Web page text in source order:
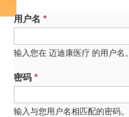
用户名 *
输入您在 迈迪康医疗 的用户名。
密码 *
输入与您用户名相匹配的密码。